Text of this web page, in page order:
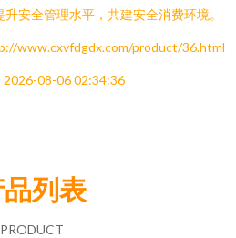
安全管理水平，共建安全消费环境。
www.cxvfdgdx.com/product/36.html
2026-08-06 02:34:36
列表
PRODUCT